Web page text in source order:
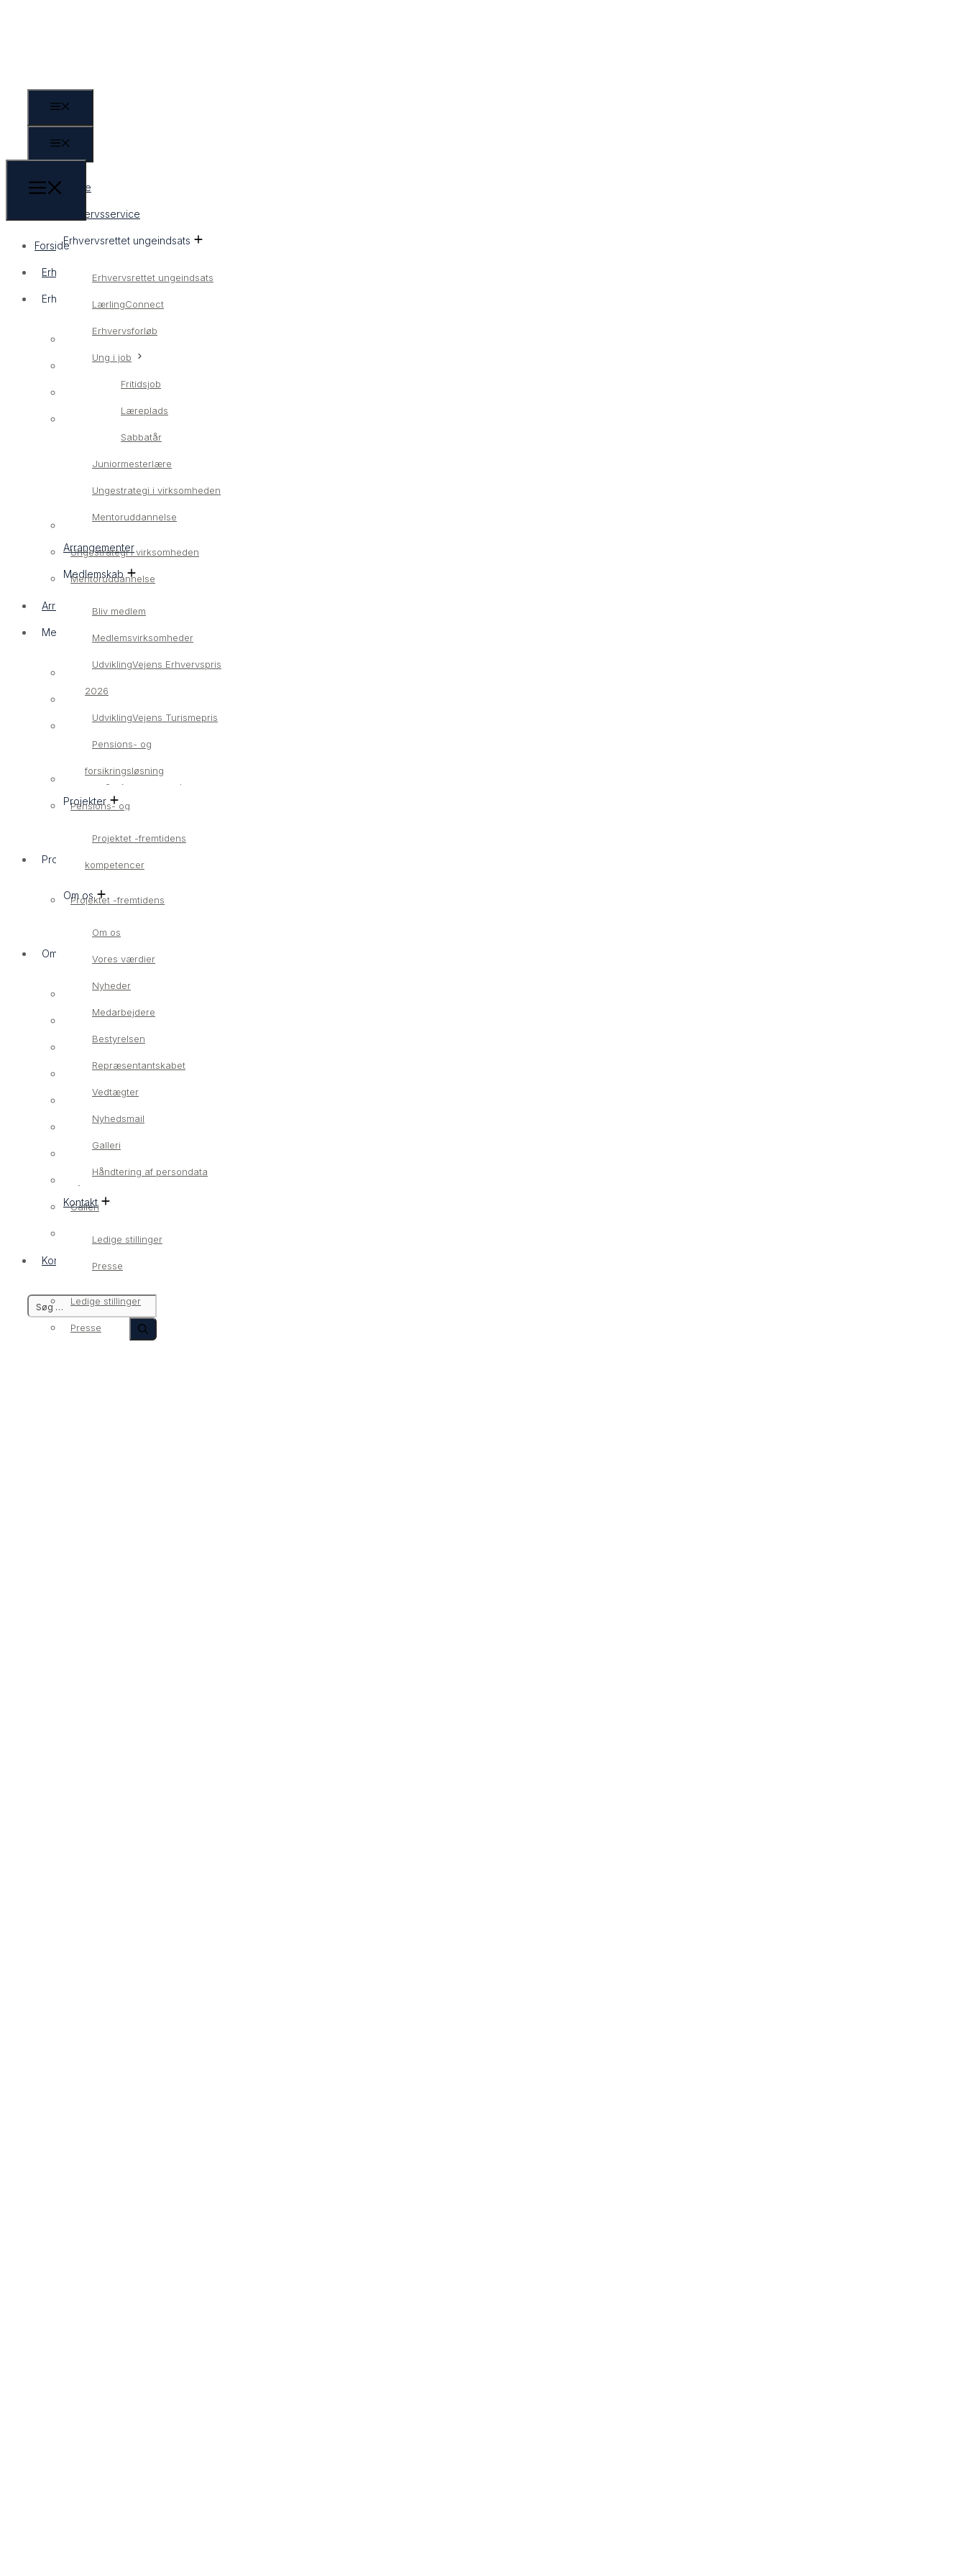
Forside
Erhvervsservice
Erhvervsrettet ungeindsats
Erhvervsrettet ungeindsats
LærlingConnect
Erhvervsforløb
Ung i job
Fritidsjob
Læreplads
Sabbatår
Juniormesterlære
Ungestrategi i virksomheden
Mentoruddannelse
Arrangementer
Medlemskab
Bliv medlem
Medlemsvirksomheder
UdviklingVejens Erhvervspris
2026
UdviklingVejens Turismepris
Pensions- og
forsikringsløsning
Projekter
Projektet -fremtidens
kompetencer
Om os
Om os
Vores værdier
Nyheder
Medarbejdere
Bestyrelsen
Repræsentantskabet
Vedtægter
Nyhedsmail
Galleri
Håndtering af persondata
Kontakt
Ledige stillinger
Presse
Forside
Erhvervsservice
Erhvervsrettet ungeindsats
Erhvervsrettet ungeindsats
LærlingConnect
Erhvervsforløb
Fritidsjob
Læreplads
Sabbatår
Juniormesterlære
Ungestrategi i virksomheden
Mentoruddannelse
Arrangementer
Medlemskab
Bliv medlem
Medlemsvirksomheder
UdviklingVejens Erhvervspris
UdviklingVejens Turismepris
Pensions- og
Projekter
Projektet -fremtidens
Om os
Om os
Vores værdier
Nyheder
Medarbejdere
Bestyrelsen
Repræsentantskabet
Vedtægter
Nyhedsmail
Galleri
Kontakt
Ledige stillinger
Presse